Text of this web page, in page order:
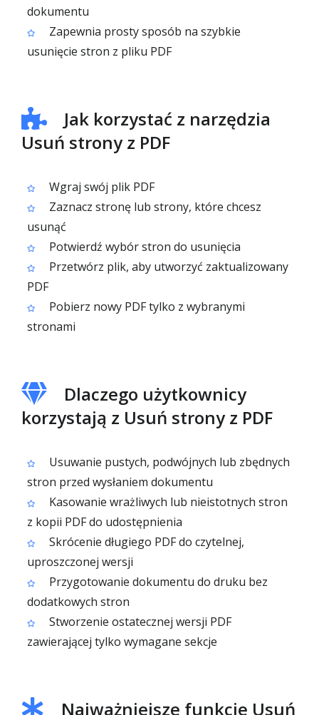
dokumentu
Zapewnia prosty sposób na szybkie
usunięcie stron z pliku PDF
Jak korzystać z narzędzia
Usuń strony z PDF
Wgraj swój plik PDF
Zaznacz stronę lub strony, które chcesz
usunąć
Potwierdź wybór stron do usunięcia
Przetwórz plik, aby utworzyć zaktualizowany
PDF
Pobierz nowy PDF tylko z wybranymi
stronami
Dlaczego użytkownicy
korzystają z Usuń strony z PDF
Usuwanie pustych, podwójnych lub zbędnych
stron przed wysłaniem dokumentu
Kasowanie wrażliwych lub nieistotnych stron
z kopii PDF do udostępnienia
Skrócenie długiego PDF do czytelnej,
uproszczonej wersji
Przygotowanie dokumentu do druku bez
dodatkowych stron
Stworzenie ostatecznej wersji PDF
zawierającej tylko wymagane sekcje
Najważniejsze funkcje Usuń